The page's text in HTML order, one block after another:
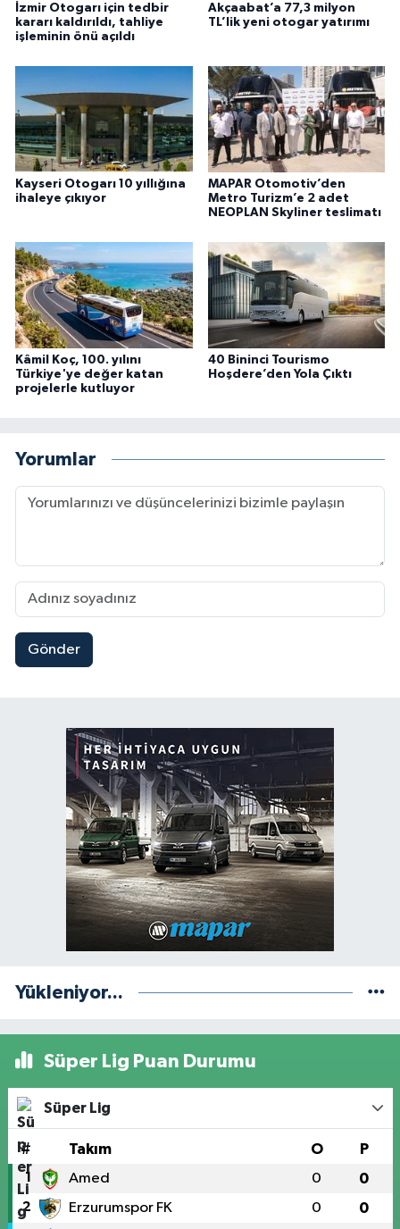
İzmir Otogarı için tedbir
kararı kaldırıldı, tahliye
işleminin önü açıldı
Akçaabat’a 77,3 milyon
TL’lik yeni otogar yatırımı
Kayseri Otogarı 10 yıllığına
ihaleye çıkıyor
MAPAR Otomotiv’den
Metro Turizm’e 2 adet
NEOPLAN Skyliner teslimatı
Kâmil Koç, 100. yılını
Türkiye'ye değer katan
projelerle kutluyor
40 Bininci Tourismo
Hoşdere’den Yola Çıktı
Yorumlar
Gönder
Yükleniyor...
Süper Lig Puan Durumu
Süper Lig
# Takım O P
1 Amed 0 0
2 Erzurumspor FK 0 0